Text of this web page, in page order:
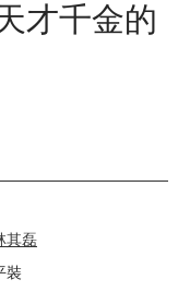
才千金的
其磊
裝